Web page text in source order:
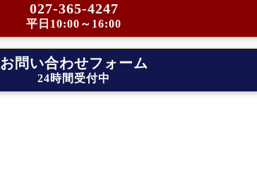
027-365-4247
平日10:00～16:00
お問い合わせフォーム
24時間受付中